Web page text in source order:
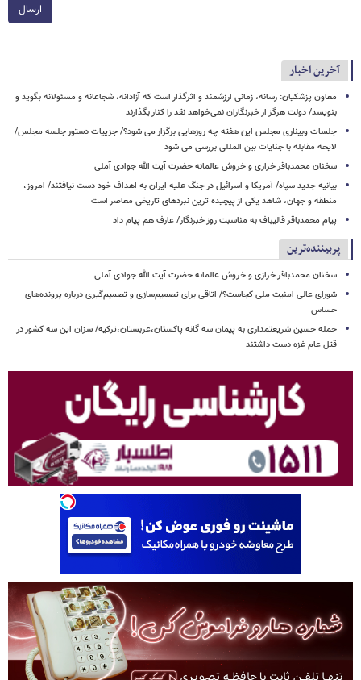
ارسال
آخرین اخبار
معاون پزشکیان: رسانه، زمانی ارزشمند و اثرگذار است که آزادانه، شجاعانه و مسئولانه بگوید و
بنویسد/ دولت هرگز از خبرنگاران نمی‌خواهد نقد را کنار بگذارند
جلسات وبیناری مجلس این هفته چه روزهایی برگزار می شود؟/ جزییات دستور جلسه مجلس/
لایحه مقابله با جنایات بین المللی بررسی می شود
سخنان محمدباقر خرازی و خروش عالمانه حضرت آیت الله جوادی آملی
بیانیه جدید سپاه/ آمریکا و اسرائیل در جنگ علیه ایران به اهداف خود دست نیافتند/ امروز،
منطقه و جهان، شاهد یکی از پیچیده ترین نبردهای تاریخی معاصر است
پیام محمدباقر قالیباف به مناسبت روز خبرنگار/ عارف هم پیام داد
پربیننده‌ترین
سخنان محمدباقر خرازی و خروش عالمانه حضرت آیت الله جوادی آملی
شورای عالی امنیت ملی کجاست؟/ اتاقی برای تصمیم‌سازی و تصمیم‌گیری درباره پرونده‌های
حساس
حمله حسین شریعتمداری به پیمان سه گانه پاکستان،عربستان،ترکیه/ سزان این سه کشور در
قتل عام غزه دست داشتند